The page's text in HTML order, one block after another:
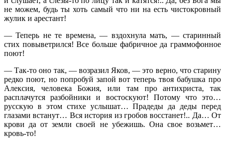
не можем, будь ты хоть самый что ни на есть чистокровный
жулик и арестант!
— Теперь не те времена, — вздохнула мать, — старинный
стих повыветрился! Все больше фабричное да граммофонное
поют!
— Так-то оно так, — возразил Яков, — это верно, что старину
редко поют, но попробуй запой вот теперь твоя бабушка про
Алексия, человека Божия, или там про антихриста, так
расплачутся разбойники и востоскуют! Потому что это…
русскую в этом стихе услышат… Прадеды да деды перед
глазами встанут… Вся история из гробов восстанет!.. Да… От
крови да от земли своей не убежишь. Она свое возьмет…
кровь-то!